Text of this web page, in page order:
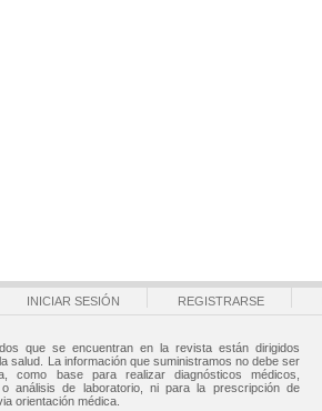
INICIAR SESIÓN REGISTRARSE
que se encuentran en la revista están dirigidos
salud. La información que suministramos no debe ser
como base para realizar diagnósticos médicos,
análisis de laboratorio, ni para la prescripción de
orientación médica.